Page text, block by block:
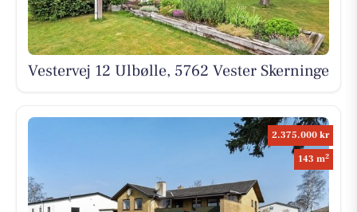
Vestervej 12 Ulbølle, 5762 Vester Skerninge
2.375.000 kr
143 m2